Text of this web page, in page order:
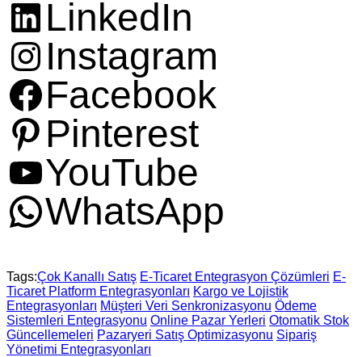
LinkedIn
Instagram
Facebook
Pinterest
YouTube
WhatsApp
Tags:Çok Kanallı Satış E-Ticaret Entegrasyon Çözümleri E-
Ticaret Platform Entegrasyonları Kargo ve Lojistik
Entegrasyonları Müşteri Veri Senkronizasyonu Ödeme
Sistemleri Entegrasyonu Online Pazar Yerleri Otomatik Stok
Güncellemeleri Pazaryeri Satış Optimizasyonu Sipariş
Yönetimi Entegrasyonları